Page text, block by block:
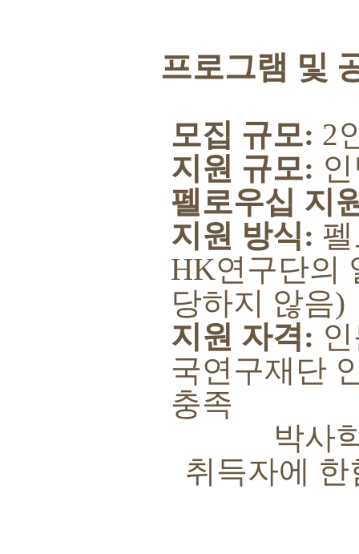
프로그램 및
모집 규모: 2
지원 규모:
펠로우십 지
지원 방식:
HK연구단의
당하지 않음)
지원 자격:
국연구재단
충족
박사학
취득자에 한